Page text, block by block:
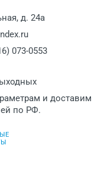
д. 24а
073-0553
и доставим
по РФ.